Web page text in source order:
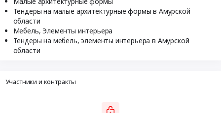
Тендеры на малые архитектурные формы в Амурской
области
Мебель, Элементы интерьера
Тендеры на мебель, элементы интерьера в Амурской
области
Участники и контракты